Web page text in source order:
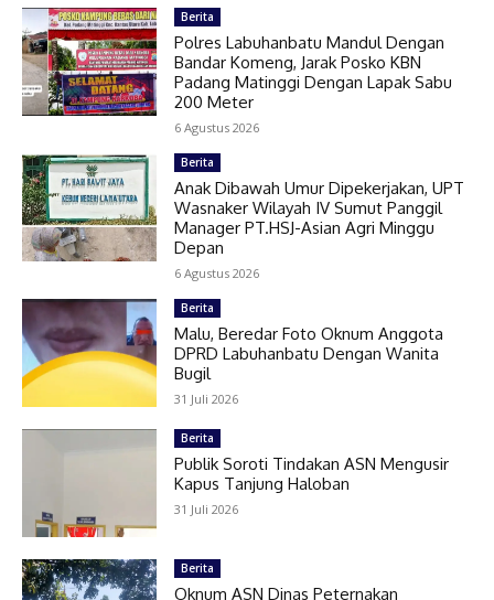
Berita
Polres Labuhanbatu Mandul Dengan
Bandar Komeng, Jarak Posko KBN
Padang Matinggi Dengan Lapak Sabu
200 Meter
6 Agustus 2026
Berita
Anak Dibawah Umur Dipekerjakan, UPT
Wasnaker Wilayah IV Sumut Panggil
Manager PT.HSJ-Asian Agri Minggu
Depan
6 Agustus 2026
Berita
Malu, Beredar Foto Oknum Anggota
DPRD Labuhanbatu Dengan Wanita
Bugil
31 Juli 2026
Berita
Publik Soroti Tindakan ASN Mengusir
Kapus Tanjung Haloban
31 Juli 2026
Berita
Oknum ASN Dinas Peternakan